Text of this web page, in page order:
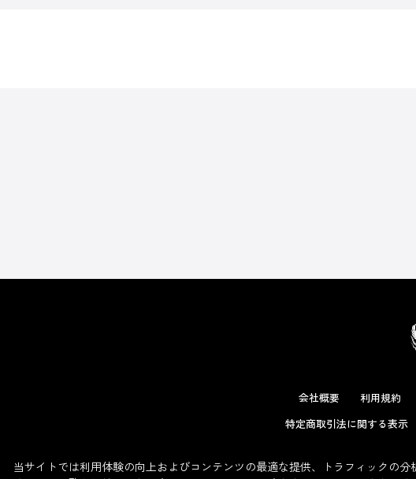
会社概要 利用規約
特定商取引法に関する表示
当サイトでは利用体験の向上およびコンテンツの最適な提供、トラフィックの分